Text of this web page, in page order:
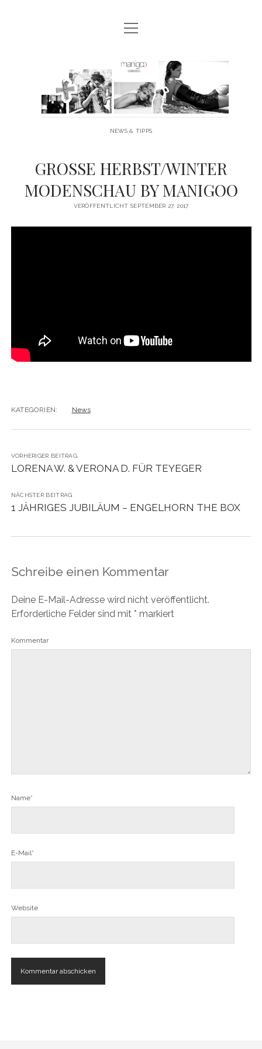
MANIGOO BLOG
MANIGOO MODELS
IMPRESSUM & DATENSCHUTZ
Menü
öffnen
Manigoo
NEWS & TIPPS
GROSSE HERBST/WINTER
MODENSCHAU BY MANIGOO
VERÖFFENTLICHT SEPTEMBER 27, 2017
KATEGORIEN: News
VORHERIGER BEITRAG
LORENA W. & VERONA D. FÜR TEYEGER
NÄCHSTER BEITRAG
1 JÄHRIGES JUBILÄUM – ENGELHORN THE BOX
Schreibe einen Kommentar
Deine E-Mail-Adresse wird nicht veröffentlicht.
Erforderliche Felder sind mit * markiert
Kommentar
Name*
E-Mail*
Website